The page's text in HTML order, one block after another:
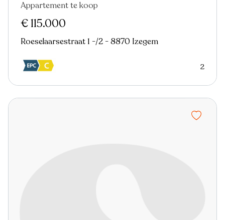
Verkocht Nieuw
Appartement te koop
€ 115.000
Roeselaarsestraat 1 -/2 - 8870 Izegem
2